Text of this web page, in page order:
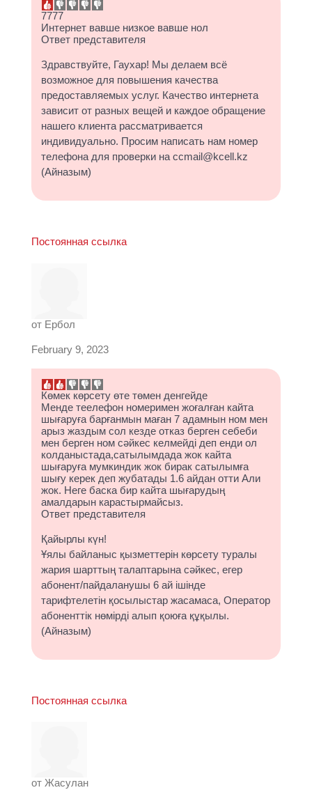
7777
Интернет вавше низкое вавше нол
Ответ представителя
Здравствуйте, Гаухар! Мы делаем всё
возможное для повышения качества
предоставляемых услуг. Качество интернета
зависит от разных вещей и каждое обращение
нашего клиента рассматривается
индивидуально. Просим написать нам номер
телефона для проверки на ccmail@kcell.kz
(Айназым)
Постоянная ссылка
от Ербол
February 9, 2023
Көмек көрсету өте төмен денгейде
Менде теелефон номеримен жоғалған кайта
шығаруға барғанмын маған 7 адамнын ном мен
арыз жаздым сол кезде отказ берген себеби
мен берген ном сәйкес келмейді деп енди ол
колданыстада,сатылымдада жок кайта
шығаруға мумкиндик жок бирак сатылымға
шығу керек деп жубатады 1.6 айдан отти Али
жок. Неге баска бир кайта шығарудың
амалдарын карастырмайсыз.
Ответ представителя
Қайырлы күн!
Ұялы байланыс қызметтерін көрсету туралы
жария шарттың талаптарына сәйкес, егер
абонент/пайдаланушы 6 ай ішінде
тарифтелетін қосылыстар жасамаса, Оператор
абоненттік нөмірді алып қоюға құқылы.
(Айназым)
Постоянная ссылка
от Жасулан